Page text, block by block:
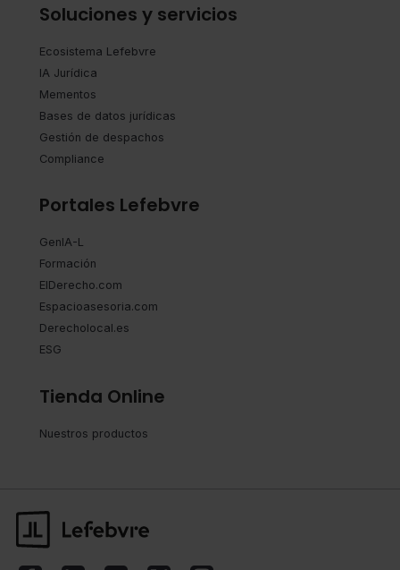
Soluciones y servicios
Ecosistema Lefebvre
IA Jurídica
Mementos
Bases de datos jurídicas
Gestión de despachos
Compliance
Portales Lefebvre
GenIA-L
Formación
ElDerecho.com
Espacioasesoria.com
Derecholocal.es
ESG
Tienda Online
Nuestros productos